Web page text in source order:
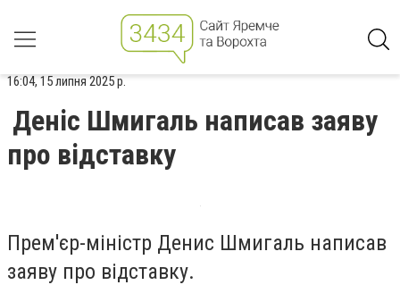
16:04, 15 липня 2025 р.
Деніс Шмигаль написав заяву
про відставку
Прем'єр-міністр Денис Шмигаль написав
заяву про відставку.